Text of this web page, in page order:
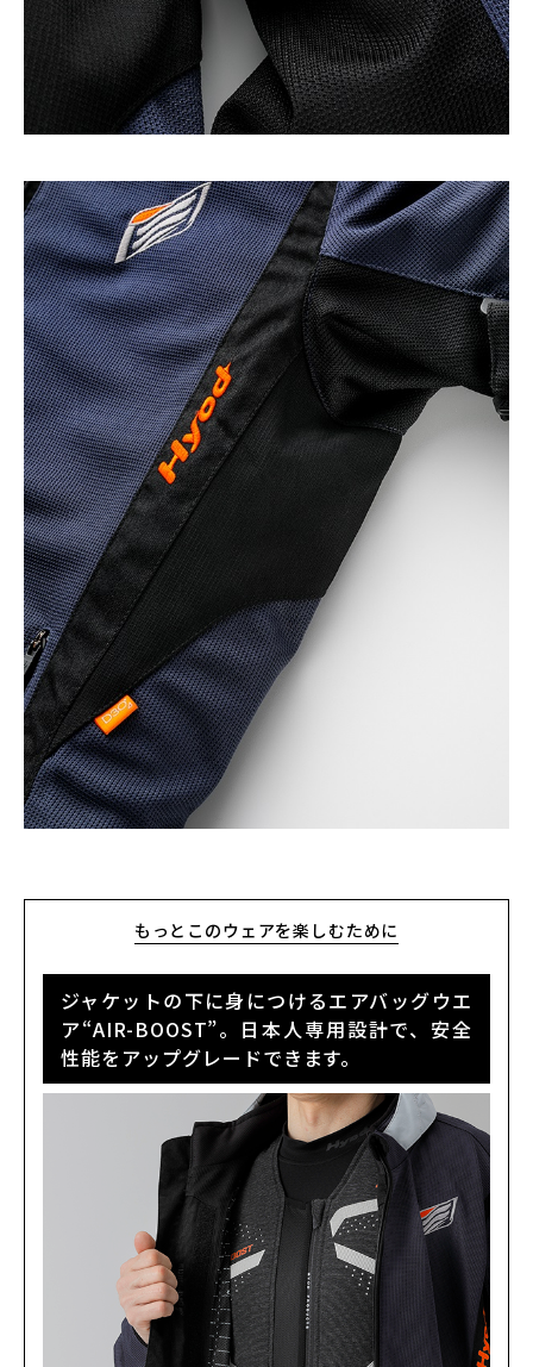
もっとこのウェアを楽しむために
ジャケットの下に身につけるエアバッグウエ
ア“AIR-BOOST”。日本人専用設計で、安全
性能をアップグレードできます。
カラー・サイズ選択
BLACK
(税込)
カートに入れる
BLACK
MW
¥43,890(税込)
カートに入れる
BLACK
LW
¥43,890 (税込)
カートに入れる